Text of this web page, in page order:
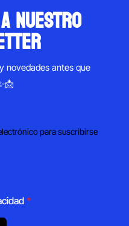
nuestro
novedades antes que
para suscribirse
*